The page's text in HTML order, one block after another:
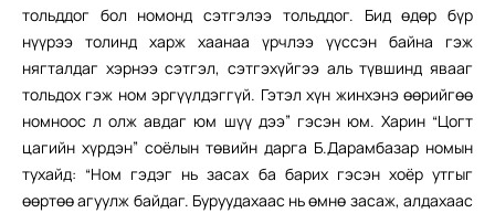
тольддог бол номонд сэтгэлээ тольддог. Бид өдөр бүр
нүүрээ толинд харж хаанаа үрчлээ үүссэн байна гэж
нягталдаг хэрнээ сэтгэл, сэтгэхүйгээ аль түвшинд явааг
тольдох гэж ном эргүүлдэггүй. Гэтэл хүн жинхэнэ өөрийгөө
номноос л олж авдаг юм шүү дээ” гэсэн юм. Харин “Цогт
цагийн хүрдэн” соёлын төвийн дарга Б.Дарамбазар номын
тухайд: “Ном гэдэг нь засах ба барих гэсэн хоёр утгыг
өөртөө агуулж байдаг. Буруудахаас нь өмнө засаж, алдахаас